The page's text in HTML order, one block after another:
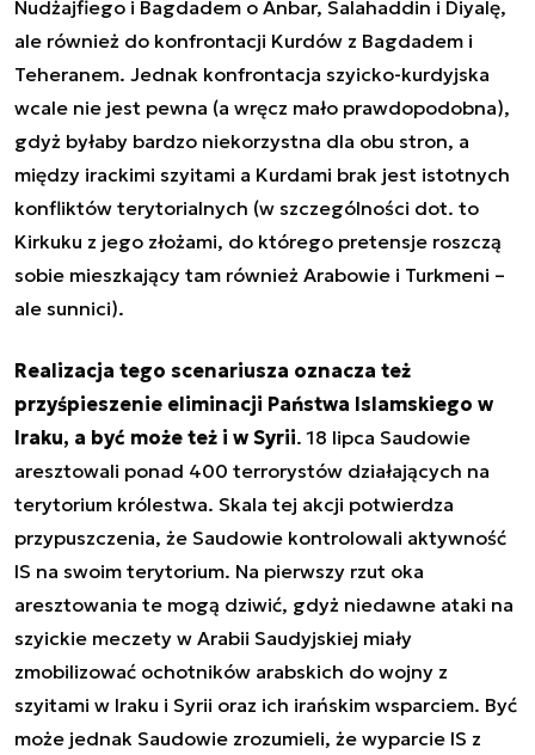
Nudżajfiego i Bagdadem o Anbar, Salahaddin i Diyalę,
ale również do konfrontacji Kurdów z Bagdadem i
Teheranem. Jednak konfrontacja szyicko-kurdyjska
wcale nie jest pewna (a wręcz mało prawdopodobna),
gdyż byłaby bardzo niekorzystna dla obu stron, a
między irackimi szyitami a Kurdami brak jest istotnych
konfliktów terytorialnych (w szczególności dot. to
Kirkuku z jego złożami, do którego pretensje roszczą
sobie mieszkający tam również Arabowie i Turkmeni –
ale sunnici).
Realizacja tego scenariusza oznacza też
przyśpieszenie eliminacji Państwa Islamskiego w
Iraku, a być może też i w Syrii. 18 lipca Saudowie
aresztowali ponad 400 terrorystów działających na
terytorium królestwa. Skala tej akcji potwierdza
przypuszczenia, że Saudowie kontrolowali aktywność
IS na swoim terytorium. Na pierwszy rzut oka
aresztowania te mogą dziwić, gdyż niedawne ataki na
szyickie meczety w Arabii Saudyjskiej miały
zmobilizować ochotników arabskich do wojny z
szyitami w Iraku i Syrii oraz ich irańskim wsparciem. Być
może jednak Saudowie zrozumieli, że wyparcie IS z